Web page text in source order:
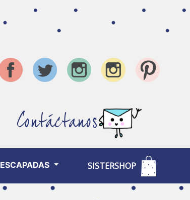
Contáctanos
ESCAPADAS SISTERSHOP